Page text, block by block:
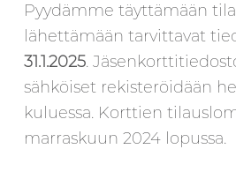
Pyydämme täyttämään
lähettämään tarvittavat
31.1.2025.
sähköiset rekisteröidään
kuluessa. Korttien
marraskuun 2024 lopussa.